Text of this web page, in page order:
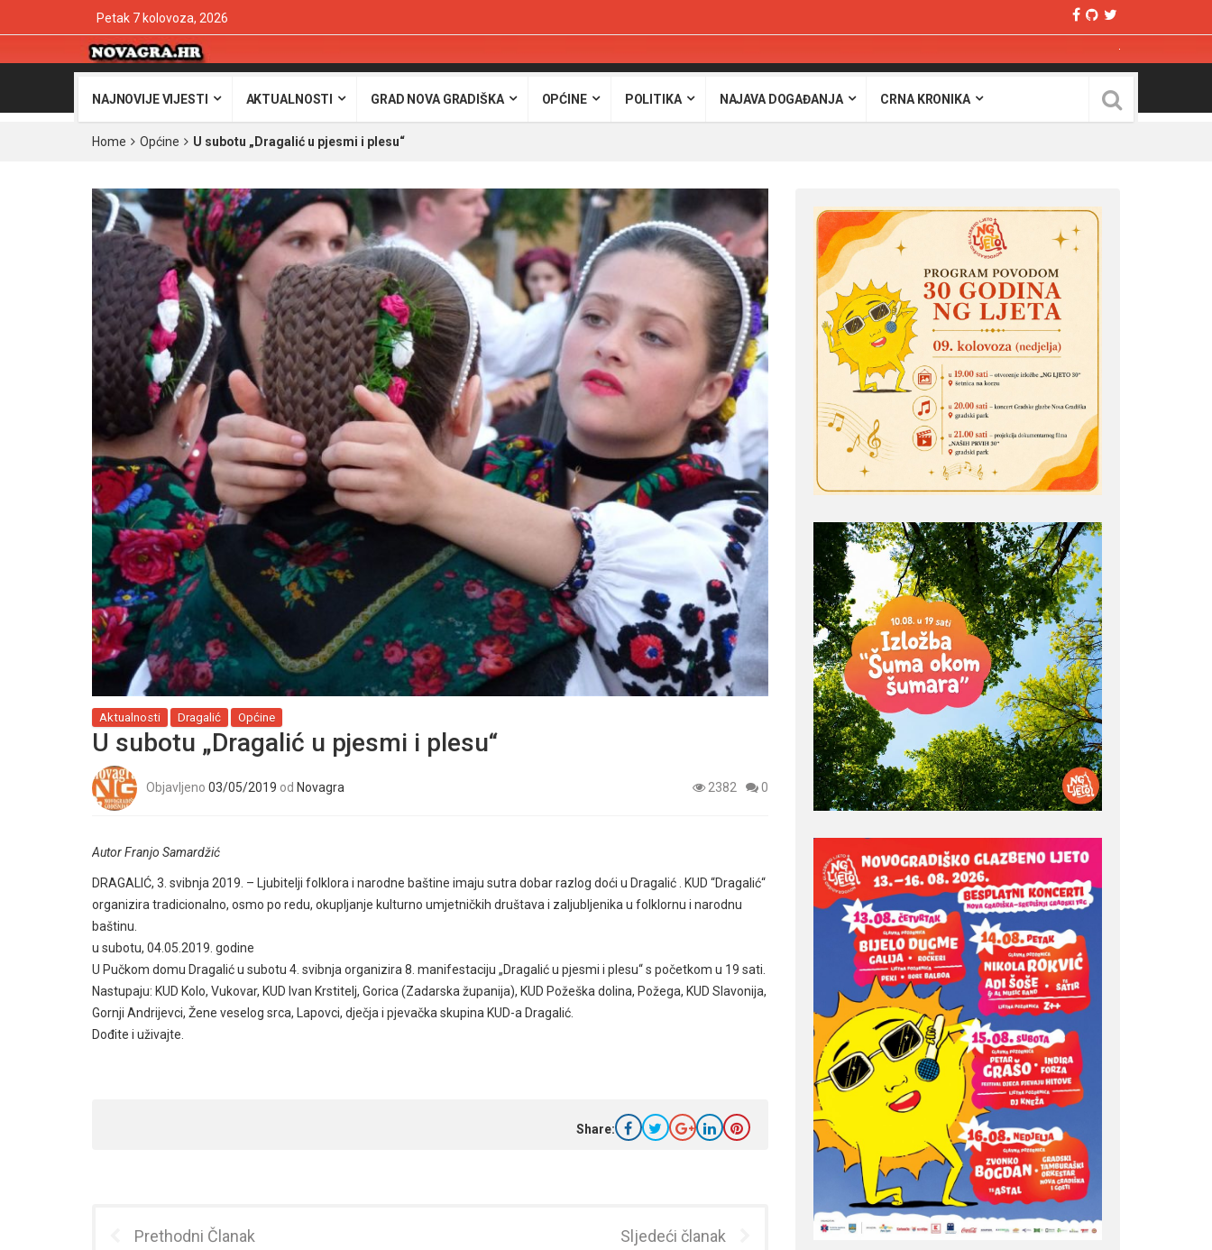
Petak 7 kolovoza, 2026
NAJNOVIJE VIJESTI AKTUALNOSTI GRAD NOVA GRADIŠKA OPĆINE POLITIKA NAJAVA DOGAĐANJA CRNA KRONIKA
Home Općine U subotu „Dragalić u pjesmi i plesu“
Aktualnosti Dragalić Općine
U subotu „Dragalić u pjesmi i plesu“
Objavljeno 03/05/2019 od Novagra 2382 0
Autor Franjo Samardžić
DRAGALIĆ, 3. svibnja 2019. – Ljubitelji folklora i narodne baštine imaju sutra dobar razlog doći u Dragalić . KUD “Dragalić“
organizira tradicionalno, osmo po redu, okupljanje kulturno umjetničkih društava i zaljubljenika u folklornu i narodnu
baštinu.
u subotu, 04.05.2019. godine
U Pučkom domu Dragalić u subotu 4. svibnja organizira 8. manifestaciju „Dragalić u pjesmi i plesu“ s početkom u 19 sati.
Nastupaju: KUD Kolo, Vukovar, KUD Ivan Krstitelj, Gorica (Zadarska županija), KUD Požeška dolina, Požega, KUD Slavonija,
Gornji Andrijevci, Žene veselog srca, Lapovci, dječja i pjevačka skupina KUD-a Dragalić.
Dođite i uživajte.
Share:
Prethodni Članak Sljedeći članak